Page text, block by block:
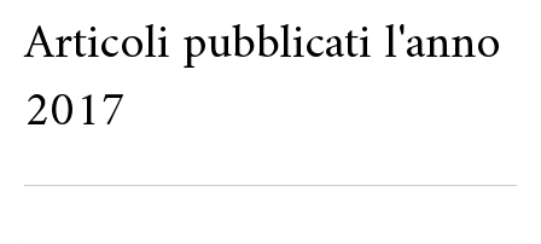
Articoli pubblicati l'anno
2017